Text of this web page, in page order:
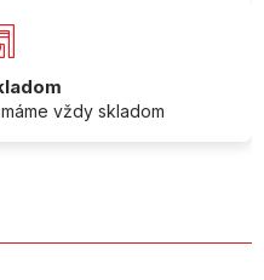
vždy skladom